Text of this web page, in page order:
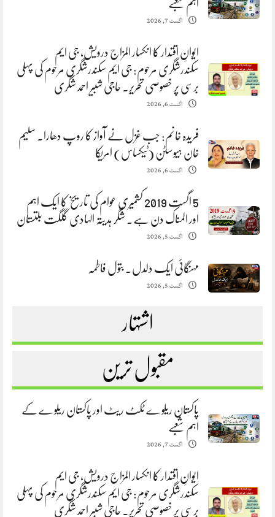
اہم شعبے
اگست 7, 2026
ایوانِ اقتدار کا انکسار المزاج درویش، جی ایم
سکندرشگری مرحوم: جی ایم سکندرشگری مرحوم کی پہلی
برسی پر خصوصی تحریر. حاجی شبیر احمد شگری
اگست 6, 2026
فریدہ خانم: جب غزل نے آواز کا روپ دھارا. سلیم
خان ہیوسٹن (ٹیکساس) امریکا
اگست 6, 2026
5 اگست 2019 کشمیری عوام کی تاریخ کا ایک اہم
اور المناک دن ہے. شگر ہدیتہ الہادی گلگت بلتستان
اگست 5, 2026
مہنگائی ایک دلدل. بتول فاطمہ
اگست 5, 2026
اشتہار
مقبول ترین
پاکستان ریلوے ٹکٹ ریٹ اور پاکستان ریلوے کے
اہم شعبے
اگست 7, 2026
ایوانِ اقتدار کا انکسار المزاج درویش، جی ایم
سکندرشگری مرحوم: جی ایم سکندرشگری مرحوم کی پہلی
برسی پر خصوصی تحریر. حاجی شبیر احمد شگری